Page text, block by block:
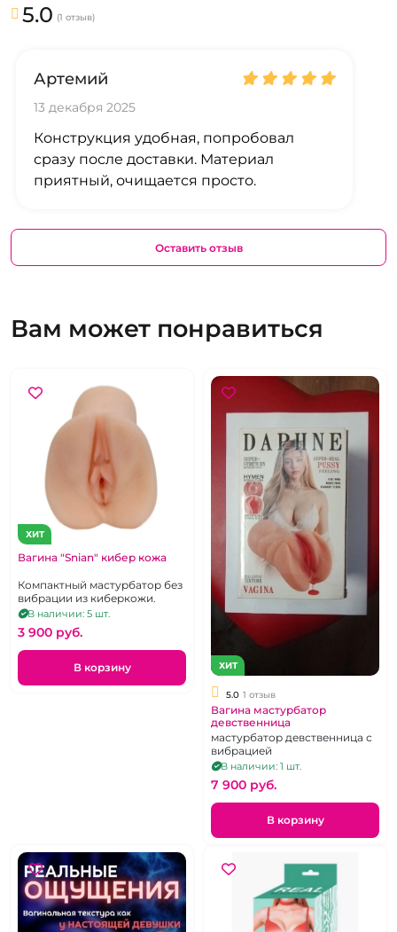
5.0 (1 отзыв)
Артемий
13 декабря 2025
Конструкция удобная, попробовал
сразу после доставки. Материал
приятный, очищается просто.
Оставить отзыв
Вам может понравиться
ХИТ
Вагина "Snian" кибер кожа
Компактный мастурбатор без
вибрации из киберкожи.
В наличии: 5 шт.
3 900 pуб.
В корзину ХИТ
5.0 1 отзыв
Вагина мастурбатор
девственница
мастурбатор девственница с
вибрацией
В наличии: 1 шт.
7 900 pуб.
В корзину